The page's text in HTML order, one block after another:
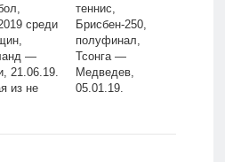
среди
—
21.06.19.
из не
играть
теннис,
Брисбен-250,
полуфинал,
Тсонга —
Медведев,
05.01.19.
разносить